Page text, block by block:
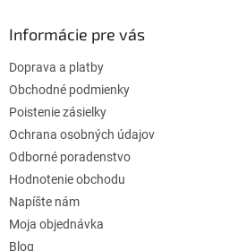
Informácie pre vás
Doprava a platby
Obchodné podmienky
Poistenie zásielky
Ochrana osobných údajov
Odborné poradenstvo
Hodnotenie obchodu
Napíšte nám
Moja objednávka
Blog